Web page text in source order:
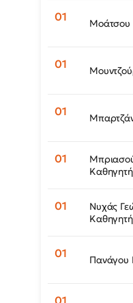
Μοάτσου
Νυχάς
Πανάγου